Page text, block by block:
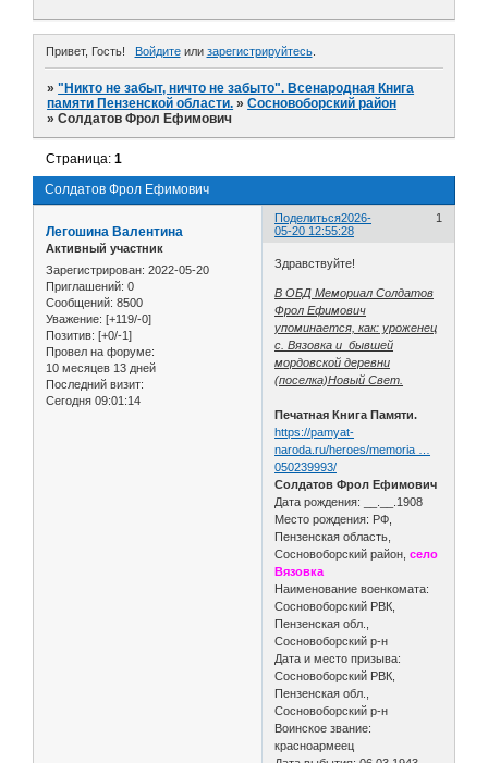
Привет, Гость! Войдитеили зарегистрируйтесь.
»"Никто не забыт, ничто не забыто". Всенародная Книга
памяти Пензенской области. »Сосновоборский район
»Солдатов Фрол Ефимович
Солдатов Фрол Ефимович
Страница:1
Поделиться 1
2026-
05-20 12:55:28
Легошина Валентина
Активный участник
Зарегистрирован: 2022-05-20
Приглашений: 0
Сообщений: 8500
Уважение: [+119/-0]
Позитив: [+0/-1]
Провел на форуме:
10 месяцев 13 дней
Последний визит:
Сегодня 09:01:14
Здравствуйте!
В ОБД Мемориал Солдатов
Фрол Ефимович
упоминается, как: уроженец
с. Вязовка и бывшей
мордовской деревни
(поселка)Новый Свет.
Печатная Книга Памяти.
https://pamyat-
naroda.ru/heroes/memoria …
050239993/
Солдатов Фрол Ефимович
Дата рождения: __.__.1908
Место рождения: РФ,
Пензенская область,
Сосновоборский район,село
Вязовка
Наименование военкомата:
Сосновоборский РВК,
Пензенская обл.,
Сосновоборский р-н
Дата и место призыва:
Сосновоборский РВК,
Пензенская обл.,
Сосновоборский р-н
Воинское звание:
красноармеец